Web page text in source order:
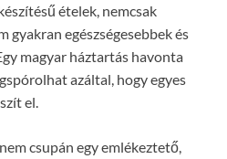
ételek, nemcsak
gyakran egészségesebbek és
magyar háztartás havonta
azáltal, hogy egyes
el.
csupán egy emlékeztető,